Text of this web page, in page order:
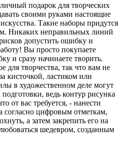
подарок для творческих
своими руками настоящие
Такие наборы придутся
Никаких неправильных линий
допустить ошибку и
Вы просто покупаете
и сразу начинаете творить.
для творчества, так что вам не
кисточкой, ластиком или
в художественном деле могут
ведь контур рисунка
от вас требуется, - нанести
согласно цифровым отметкам,
а затем закрепить его на
шедевром, созданным